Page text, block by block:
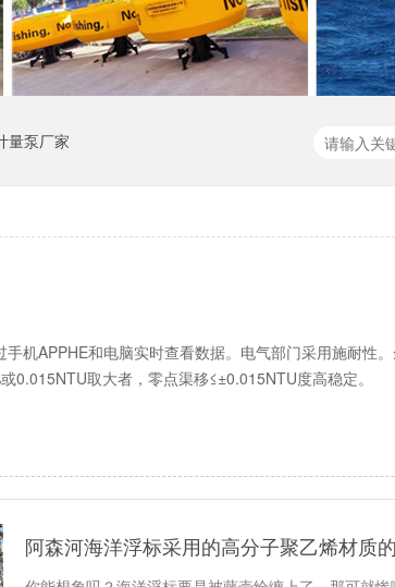
量泵厂家
机APPHE和电脑实时查看数据。电气部门采用施耐性
0.015NTU取大者，零点渠移≤±0.015NTU度高稳定。